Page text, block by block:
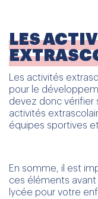
LES
Les activités
pour le
devez donc vérifier
activités
équipes sportives
En somme, il est
ces éléments avant
lycée pour votre